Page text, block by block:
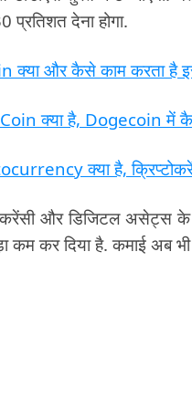
प्रतिशत देना होगा.
क्या और कैसे काम करता है
क्या है, Dogecoin में
क्या है,
और डिजिटल असेट्स
कम कर दिया है. कमाई अब भी